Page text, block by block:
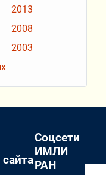
2013
2008
2003
Соцсети
ИМЛИ
РАН